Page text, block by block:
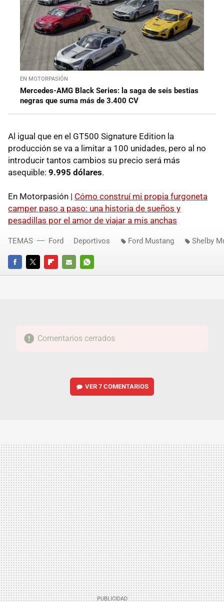
EN MOTORPASIÓN
Mercedes-AMG Black Series: la saga de seis bestias
negras que suma más de 3.400 CV
Al igual que en el GT500 Signature Edition la
producción se va a limitar a 100 unidades, pero al no
introducir tantos cambios su precio será más
asequible: 9.995 dólares.
En Motorpasión | Cómo construí mi propia furgoneta
camper paso a paso: una historia de sueños y
pesadillas por el amor de viajar a mis anchas
FACEBOOKTWITTERFLIPBOARD
E-
WHATSAPP
TEMAS Ford Deportivos Ford Mustang Shelby
Comentarios cerrados
VER7 COMENTARIOS